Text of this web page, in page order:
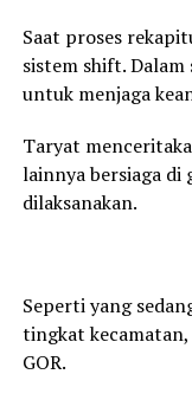
Saat proses
sistem shift.
untuk menjaga
Taryat
lainnya bersiaga di
dilaksanakan.
Seperti yang
tingkat kecamatan,
GOR.